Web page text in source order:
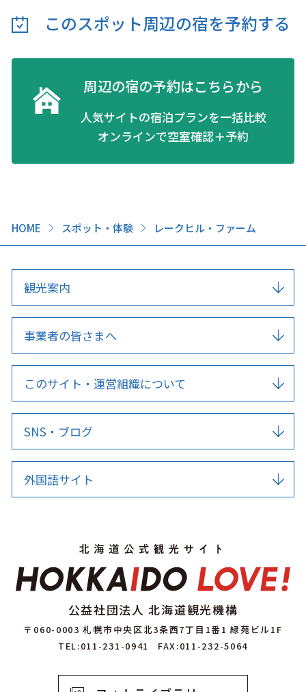
HOME スポット・体験 レークヒル・ファーム
このスポット周辺の宿を予約する
周辺の宿の予約はこちらから
人気サイトの宿泊プランを一括比較
オンラインで空室確認＋予約
観光案内
事業者の皆さまへ
このサイト・運営組織について
SNS・ブログ
外国語サイト
公益社団法人 北海道観光機構
〒060-0003 札幌市中央区北3条西7丁目1番1 緑苑ビル1F
TEL:011-231-0941
FAX:011-232-5064